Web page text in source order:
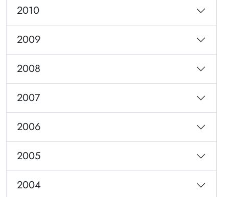
2010
2009
2008
2007
2006
2005
2004